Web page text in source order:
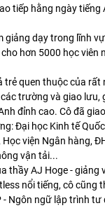
tiếp hằng ngày tiếng
giảng dạy trong lĩnh
hơn 5000 học viên
trẻ quen thuộc của rất
trường và giao lưu,
đỉnh cao. Cô đã
Đại học Kinh tế
viện Ngân hàng,
vận tải...
thầy AJ Hoge - giảng
nổi tiếng, cô cũng
- Ngôn ngữ lập trình tư